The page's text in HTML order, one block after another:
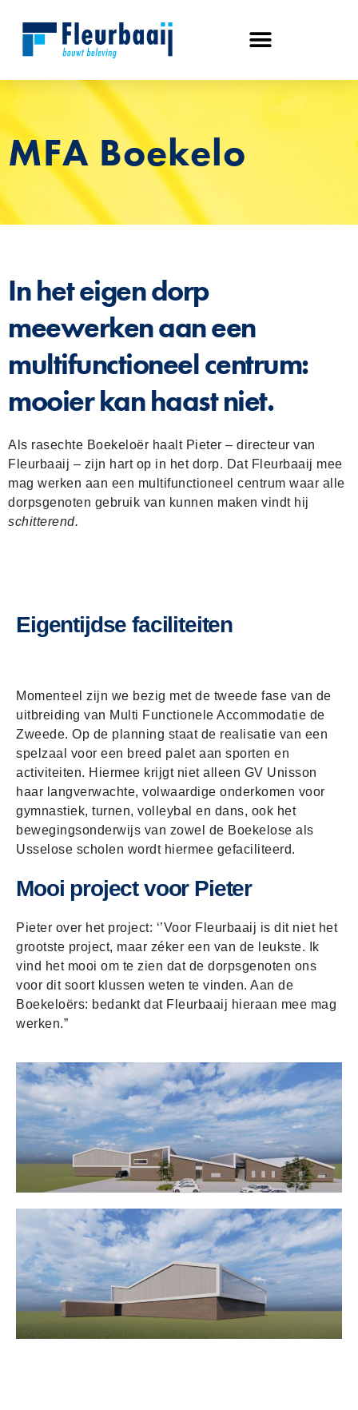
MFA Boekelo
In het eigen dorp
meewerken aan een
multifunctioneel centrum:
mooier kan haast niet.
Als rasechte Boekeloër haalt Pieter – directeur van
Fleurbaaij – zijn hart op in het dorp. Dat Fleurbaaij mee
mag werken aan een multifunctioneel centrum waar alle
dorpsgenoten gebruik van kunnen maken vindt hij
schitterend.
Eigentijdse faciliteiten
Momenteel zijn we bezig met de tweede fase van de
uitbreiding van Multi Functionele Accommodatie de
Zweede. Op de planning staat de realisatie van een
spelzaal voor een breed palet aan sporten en
activiteiten. Hiermee krijgt niet alleen GV Unisson
haar langverwachte, volwaardige onderkomen voor
gymnastiek, turnen, volleybal en dans, ook het
bewegingsonderwijs van zowel de Boekelose als
Usselose scholen wordt hiermee gefaciliteerd.
Mooi project voor Pieter
Pieter over het project: ‘’Voor Fleurbaaij is dit niet het
grootste project, maar zéker een van de leukste. Ik
vind het mooi om te zien dat de dorpsgenoten ons
voor dit soort klussen weten te vinden. Aan de
Boekeloërs: bedankt dat Fleurbaaij hieraan mee mag
werken.”